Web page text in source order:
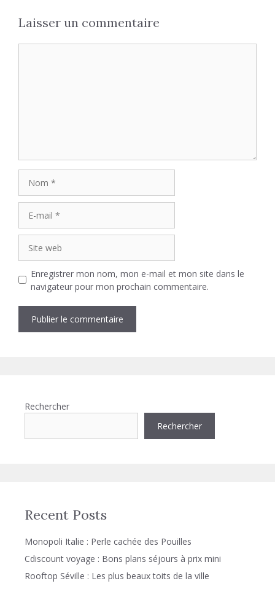
Laisser un commentaire
mail
web
Enregistrer mon nom, mon e-mail et mon site dans le
navigateur pour mon prochain commentaire.
Rechercher
Rechercher
Recent Posts
Monopoli Italie : Perle cachée des Pouilles
Cdiscount voyage : Bons plans séjours à prix mini
Rooftop Séville : Les plus beaux toits de la ville